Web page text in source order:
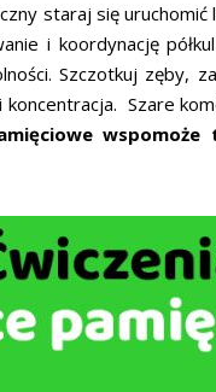
staraj się uruchomić
i koordynację
Szczotkuj zęby,
Szare
wspomoże